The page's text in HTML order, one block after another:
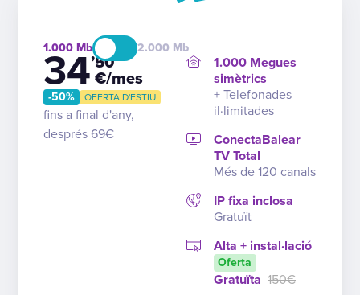
1.000 2.000
34’50
€/mes
-50% OFERTA D'ESTIU
fins a final d'any,
després 69€
1.000 Megues
simètrics
+ Telefonades
il·limitades
ConectaBalear
TV Total
Més de 120 canals
IP fixa inclosa
Gratuït
Alta + instal·lació
Oferta
Gratuïta 150€